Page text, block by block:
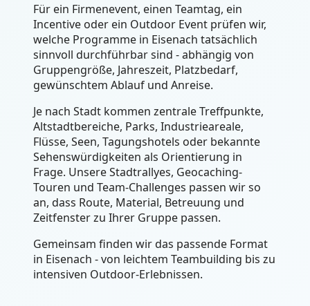
Für ein Firmenevent, einen Teamtag, ein
Incentive oder ein Outdoor Event prüfen wir,
welche Programme in Eisenach tatsächlich
sinnvoll durchführbar sind - abhängig von
Gruppengröße, Jahreszeit, Platzbedarf,
gewünschtem Ablauf und Anreise.
Je nach Stadt kommen zentrale Treffpunkte,
Altstadtbereiche, Parks, Industrieareale,
Flüsse, Seen, Tagungshotels oder bekannte
Sehenswürdigkeiten als Orientierung in
Frage. Unsere Stadtrallyes, Geocaching-
Touren und Team-Challenges passen wir so
an, dass Route, Material, Betreuung und
Zeitfenster zu Ihrer Gruppe passen.
Gemeinsam finden wir das passende Format
in Eisenach - von leichtem Teambuilding bis zu
intensiven Outdoor-Erlebnissen.